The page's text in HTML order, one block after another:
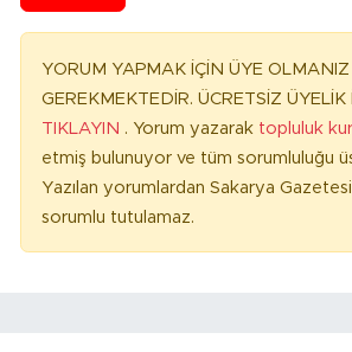
YORUM YAPMAK İÇİN ÜYE OLMANIZ
GEREKMEKTEDİR. ÜCRETSİZ ÜYELİK
TIKLAYIN . Yorum yazarak topluluk
etmiş bulunuyor ve tüm sorumluluğu
Yazılan yorumlardan Sakarya
sorumlu tutulamaz.